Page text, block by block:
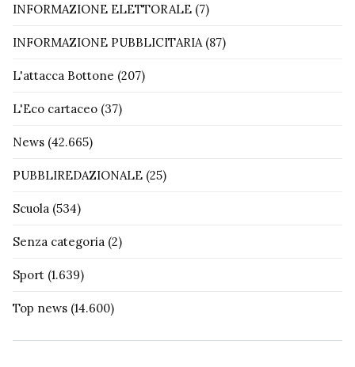
INFORMAZIONE ELETTORALE (7)
INFORMAZIONE PUBBLICITARIA (87)
L'attacca Bottone (207)
L'Eco cartaceo (37)
News (42.665)
PUBBLIREDAZIONALE (25)
Scuola (534)
Senza categoria (2)
Sport (1.639)
Top news (14.600)